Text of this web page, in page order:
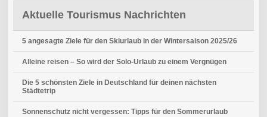
Aktuelle Tourismus Nachrichten
5 angesagte Ziele für den Skiurlaub in der Wintersaison 2025/26
Alleine reisen – So wird der Solo-Urlaub zu einem Vergnügen
Die 5 schönsten Ziele in Deutschland für deinen nächsten
Städtetrip
Sonnenschutz nicht vergessen: Tipps für den Sommerurlaub